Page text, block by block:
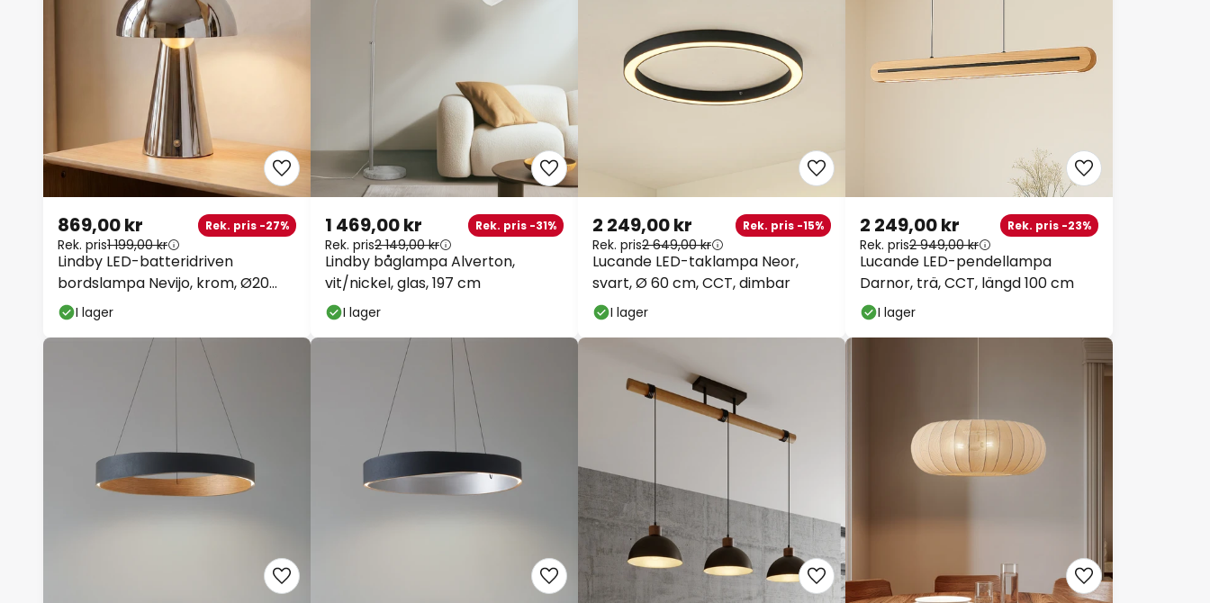
Lindby LED-batteridriven
bordslampa Nevijo, krom, Ø20
cm, USB, dimmer
869,00 kr Rek. pris -27%
Rek. pris1 199,00 kr
I lager
Lindby båglampa Alverton,
vit/nickel, glas, 197 cm
1 469,00 kr Rek. pris -31%
Rek. pris2 149,00 kr
I lager
Lucande LED-taklampa Neor,
svart, Ø 60 cm, CCT, dimbar
2 249,00 kr Rek. pris -15%
Rek. pris2 649,00 kr
I lager
Lucande LED-pendellampa
Darnor, trä, CCT, längd 100 cm
2 249,00 kr Rek. pris -23%
Rek. pris2 949,00 kr
I lager
Stäng
Extra rabatt
från 1799 kr
10 % rabattfrån 1099 kr
på nästan allt*
WOW Kopiera